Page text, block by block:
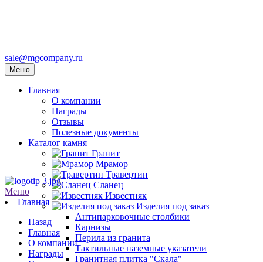
sale@mgcompany.ru
Меню
Главная
О компании
Награды
Отзывы
Полезные документы
Каталог камня
Гранит
Мрамор
Травертин
Сланец
Известняк
Изделия под заказ
Антипарковочные столбики
Карнизы
Перила из гранита
Тактильные наземные указатели
Гранитная плитка "Скала"
Меню
Главная
Назад
Главная
О компании
Награды